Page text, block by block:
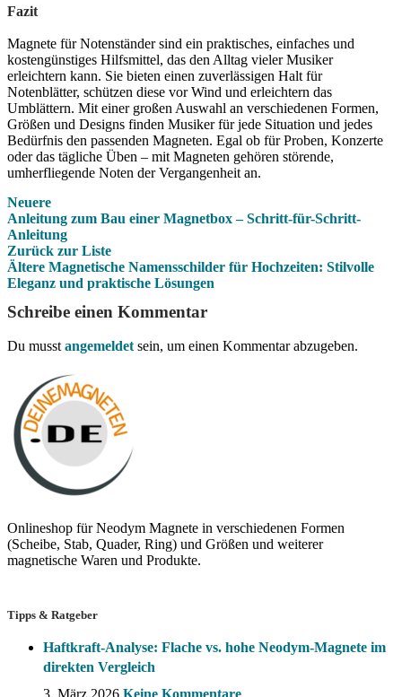
Fazit
Magnete für Notenständer sind ein praktisches, einfaches und
kostengünstiges Hilfsmittel, das den Alltag vieler Musiker
erleichtern kann. Sie bieten einen zuverlässigen Halt für
Notenblätter, schützen diese vor Wind und erleichtern das
Umblättern. Mit einer großen Auswahl an verschiedenen Formen,
Größen und Designs finden Musiker für jede Situation und jedes
Bedürfnis den passenden Magneten. Egal ob für Proben, Konzerte
oder das tägliche Üben – mit Magneten gehören störende,
umherfliegende Noten der Vergangenheit an.
Neuere
Anleitung zum Bau einer Magnetbox – Schritt-für-Schritt-
Anleitung
Zurück zur Liste
Ältere Magnetische Namensschilder für Hochzeiten: Stilvolle
Eleganz und praktische Lösungen
Schreibe einen Kommentar
Du musst angemeldet sein, um einen Kommentar abzugeben.
Onlineshop für Neodym Magnete in verschiedenen Formen
(Scheibe, Stab, Quader, Ring) und Größen und weiterer
magnetische Waren und Produkte.
Tipps & Ratgeber
Haftkraft-Analyse: Flache vs. hohe Neodym-Magnete im
direkten Vergleich
3. März 2026 Keine Kommentare